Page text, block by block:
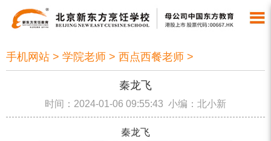
手机网站 > 学院老师 > 西点西餐老师 >
秦龙飞
时间：2024-01-06 09:55:43 小编：北小新
秦龙飞